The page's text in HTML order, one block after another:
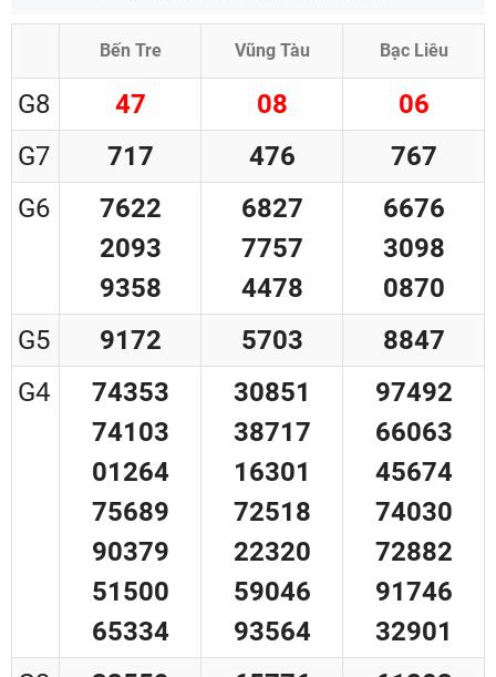
Bến Tre Vũng Tàu Bạc Liêu
G8 47 08
06
G7
717 476
767
G6
7622
2093
9358
6827
7757
4478
6676
3098
0870
G5
9172 5703
8847
G4
74353
74103
01264
75689
90379
51500
65334
30851
38717
16301
72518
22320
59046
93564
97492
66063
45674
74030
72882
91746
32901